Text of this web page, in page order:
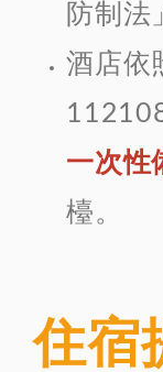
防制法
酒店依
一次性
檯。
住宿